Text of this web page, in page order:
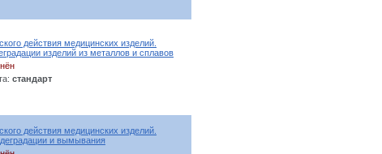
действия медицинских изделий.
изделий из металлов и сплавов
стандарт
действия медицинских изделий.
и вымывания